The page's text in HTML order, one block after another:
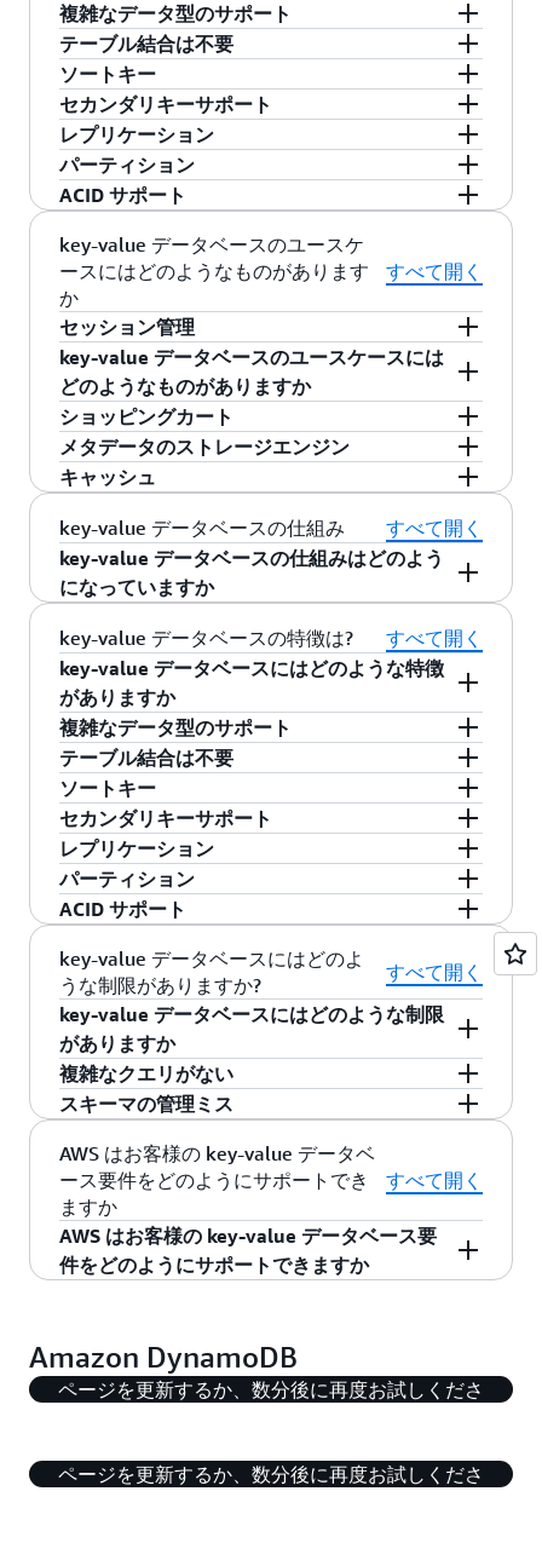
選択したソリューションに応じて、key-value ス
トアは以下に示すようないくつかの追加機能を
提供できます。
複雑なデータ型のサポート
key-value ストアは、整数やテキストなどの定義
済みのデータ型をサポートします。ただし、多
くは、配列、ネストされた辞書、画像、ビデ
オ、半構造化データなどのより複雑なオブジェ
クトもサポートできます。データベースにデー
タに関するより多くの情報を提供することで、
ストレージとクエリのパフォーマンスを最適化
する余地が広がります。
テーブル結合は不要
key-value データベースでは、リソースを大量に
使用するテーブル結合を実行する必要はありま
せん。その柔軟性により、必要なすべての情報
を 1 つのテーブルにまとめることができます。
これが、key-value ストアのパフォーマンスが非
常に高い理由の1つです。
ソートキー
key-value ストアはキーをソートしてデータを体
系的に格納し、パーティショニングを実装する
ことができます。例えば、キーは次のようにソ
ートできます。
アルファベット順または数字順
データサイズ
顧客のメールアドレスを一意のキーとして使用
する key-value ストアを考えてみましょう。メー
ルアドレスはアルファベット順に並べ替えるこ
とができるため、A-J メールリストのすべてのデ
ータはサーバー 1 に、K-S はサーバー 2 に、と
いうように格納されます。
セカンダリキーサポート
一部の key-value ストアでは、2 つ以上の異なる
キーまたはセカンダリインデックスを定義して
同じデータにアクセスできます。例えば、主な
メールアドレスと主な電話番号ごとに顧客デー
タを格納できます。
レプリケーション
多くの key-value ストアは、複数のストレージノ
ード間でデータを自動的にコピーすることによ
り、組み込みのレプリケーションサポートを提
供しています。これは災害からの自動回復に役
立ちます。サーバーに障害が発生した場合でも
データを保持できます。
パーティション
多くの key-value ストアは、複数のストレージノ
ード間でデータを自動的にコピーすることによ
り、組み込みのレプリケーションサポートを提
供しています。これは災害からの自動回復に役
立ちます。サーバーに障害が発生した場合でも
データを保持できます。
ACID サポート
不可分性、整合性、分離性、耐久性 (
あらゆる状況下でデータの正確性と信頼性を確
保するデータベースプロパティです。例えば、
連続してデータに複数の変更を加える場合、不
可分性ではすべての変更が順番に行われる必要
があります。1 つの変更が失敗すると、すべてが
失敗します。
高度な key-value データベースは、ACID をサー
バー側でネイティブにサポートします。これに
より、テーブル内およびテーブル間の複数の項
目を調整したり、変更しないといった、開発者
のエクスペリエンスを簡素化します。トランザ
クションのサポートにより、開発者は、スケー
ル、パフォーマンス、およびエンタープライズ
の利点を、より広範なミッションクリティカル
なワークロードに拡張することができます。
key-value データベースのユースケ
ースにはどのようなものがあります
か
すべて開く
セッション管理
ウェブアプリケーションのようなセッション指
向のアプリケーションは、ユーザーがアプリケ
ーションにログインするとセッションを開始
し、ユーザーがログアウトするかセッションが
タイムアウトするまでアクティブな状態にあり
ます。この期間中、アプリケーションはすべて
のユーザーセッション属性を、メインメモリ内
またはデータベース内に格納します。ユーザー
セッションデータには、プロファイル情報、メ
ッセージ、パーソナライズされたデータやテー
マ、推奨事項、ターゲット型のプロモーショ
ン、割引などが含まれている可能性がありま
す。
ユーザーセッションはそれぞれ、一意の識別子
を持ちます。プライマリキー以外の何かによっ
てセッションデータのクエリが行われることは
ないため、セッションデータには、高速なキー
と値のストアが適しています。一般に、key-
value データベースは、リレーショナルデータベ
ースよりもページあたりのオーバーヘッドが小
さくなります。
key-value データベースのユースケースには
どのようなものがありますか
key-value データベースシステムは、アプリケー
ションのプライマリデータベースとして、また
はニッチな要件を処理するために使用できま
す。以下に、key-value データベースのユースケ
ースの例をいくつか示します。
ショッピングカート
ホリデーショッピングシーズン中には、e コマー
スウェブサイトが秒の単位で 10 億件単位の注文
を受けることがあります。key-value データベー
スは、分散された処理とストレージを通して、
数百万人の同時ユーザーにサービスを提供する
のと同時に、大量のデータと、極めて量の多い
状態の変化のスケーリングを処理することがで
きます。key-value ストアには、ストレージノー
ドの損失に対処することができる冗長性も組み
込まれています。
メタデータのストレージエンジン
key-value ストアは、より高いレベルのデータア
クセスのための基盤となるストレージレイヤー
として機能します。例えば、リアルタイム動画
ストリーミングやインタラクティブコンテンツ
などのメディアやエンターテイメントのワーク
ロードのスループットとコンカレンシーをスケ
ールできます。プレイヤーデータ、セッション
履歴、リーダーボードを使って、数百万人の同
時接続ユーザーに対応したゲームプラットフォ
ームを構築することもできます。
キャッシュ
key-value データベースを使用してデータを一時
的に格納し、取り出しを高速化できます。例え
ば、ソーシャルメディアアプリケーションに
アクセスされるデータを格納できます。インメ
モリデータキャッシュシステムも key-value スト
アを使用してアプリケーションの応答を高速化
します。
key-value データベースの仕組み
すべて開く
key-value データベースの仕組みはどのよう
になっていますか
key-value データベースは、すべてのデータを
key-value ペアのセットとして整理することで機
能します。キーは質問、値は質問に対する答え
と考えることができます。以下の例では、プラ
イマリキーは Product ID と Type という 2 つのキ
ーを組み合わせたものです。Product ID は、項
目が格納されるパーティションを説明するパー
ティションキーです。Type はソートキーであ
り、項目をディスクに格納する順序を決定しま
す。パーティションキーとソートキーを組み合
わせると一意のプライマリキーが形成され、デ
ータベース内の単一の値にマッピングします。
この例では、データオブジェクトブックにはタ
イトル、著者、出版日などの属性があります。
すべての書籍データオブジェクトには BookID と
いうキーがあります。BookID と関連する書籍オ
ブジェクトを key-value ストアに直接リンクでき
ます。また、テーブル内の BookID を検索してデ
ータを取得することもできます。また、各項目
には独自のスキーマがあるため、key-value スト
アはさまざまな構造のデータを非常に柔軟に格
納できます。
key-value データベースの特徴は?
すべて開く
key-value データベースにはどのような特徴
がありますか
選択したソリューションに応じて、key-value ス
トアは以下に示すようないくつかの追加機能を
提供できます。
複雑なデータ型のサポート
key-value ストアは、整数やテキストなどの定義
済みのデータ型をサポートします。ただし、多
くは、配列、ネストされた辞書、画像、ビデ
オ、半構造化データなどのより複雑なオブジェ
クトもサポートできます。データベースにデー
タに関するより多くの情報を提供することで、
ストレージとクエリのパフォーマンスを最適化
する余地が広がります。
テーブル結合は不要
key-value データベースでは、リソースを大量に
使用するテーブル結合を実行する必要はありま
せん。その柔軟性により、必要なすべての情報
を 1 つのテーブルにまとめることができます。
これが、key-value ストアのパフォーマンスが非
常に高い理由の1つです。
ソートキー
key-value ストアはキーをソートしてデータを体
系的に格納し、パーティショニングを実装する
ことができます。例えば、キーは次のようにソ
ートできます。
アルファベット順または数字順
時系列
データサイズ
顧客のメールアドレスを一意のキーとして使用
する key-value ストアを考えてみましょう。メー
ルアドレスはアルファベット順に並べ替えるこ
とができるため、A-J メールリストのすべてのデ
ータはサーバー 1 に、K-S はサーバー 2 に、と
いうように格納されます。
セカンダリキーサポート
一部の key-value ストアでは、2 つ以上の異なる
キーまたはセカンダリインデックスを定義して
同じデータにアクセスできます。例えば、主な
メールアドレスと主な電話番号ごとに顧客デー
タを格納できます。
レプリケーション
多くの key-value ストアは、複数のストレージノ
ード間でデータを自動的にコピーすることによ
り、組み込みのレプリケーションサポートを提
供しています。これは災害からの自動回復に役
立ちます。サーバーに障害が発生した場合でも
データを保持できます。
パーティション
多くの key-value ストアは、複数のストレージノ
ード間でデータを自動的にコピーすることによ
り、組み込みのレプリケーションサポートを提
供しています。これは災害からの自動回復に役
立ちます。サーバーに障害が発生した場合でも
データを保持できます。
ACID サポート
不可分性、整合性、分離性、耐久性 (
) は、
あらゆる状況下でデータの正確性と信頼性を確
保するデータベースプロパティです。例えば、
連続してデータに複数の変更を加える場合、不
可分性ではすべての変更が順番に行われる必要
があります。1 つの変更が失敗すると、すべてが
高度な key-value データベースは、ACID をサー
バー側でネイティブにサポートします。これに
より、テーブル内およびテーブル間の複数の項
目を調整したり、変更しないといった、開発者
ル、パフォーマンス、およびエンタープライズ
の利点を、より広範なミッションクリティカル
key-value データベースにはどのよ
うな制限がありますか?
すべて開く
key-value データベースにはどのような制限
がありますか
key-value データベースには、あらゆる種類のテ
クノロジーの選択と同様に、ある程度のトレー
ドオフが必要です。
複雑なクエリがない
key-value データベースは複雑なクエリをサポー
トしていないため、開発者はコード内でこの問
題を回避する必要があります。データ操作は、
主に get、put、delete などの単純なクエリ言語
用語を使用して行われます。データにアクセス
する前にデータをフィルタリングおよびソート
スキーマの管理ミス
key-value ストアの設計は、デベロッパーにスキ
ーマを適用するものではありません。データベ
ースプログラムのスキーマは誰でも変更できま
す。開発チームは、長期的な問題を回避するた
めに、データモデルを体系的に計画する必要が
のスキーマ」と呼ばれることもある) がアプリケ
ーションの責任であるということでもありま
AWS はお客様の key-value データベ
ース要件をどのようにサポートでき
ますか
すべて開く
AWS はお客様の key-value データベース要
件をどのようにサポートできますか
value データベースの 1 つで
性能アプリケーションを実行するために設計さ
れています。フルマネージド、マルチリージョ
次のような機能を備えています:
Amazon DynamoDB
このコンテンツの再生に問題が発生しています。
ページを更新するか、数分後に再度お試しくださ
ページを更新するか、数分後に再度お試しくださ